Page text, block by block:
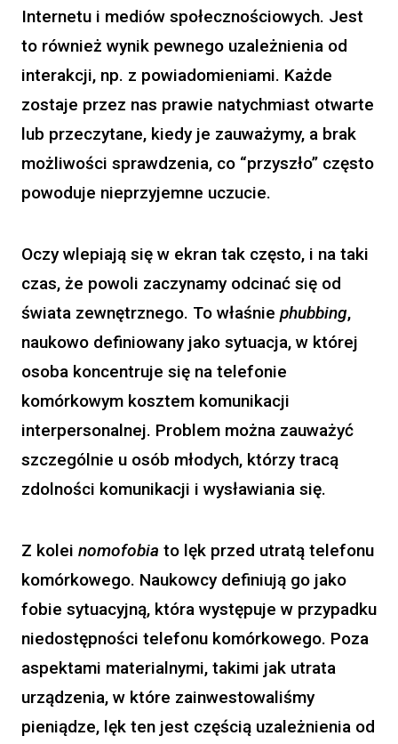
Internetu i mediów społecznościowych. Jest
to również wynik pewnego uzależnienia od
interakcji, np. z powiadomieniami. Każde
zostaje przez nas prawie natychmiast otwarte
lub przeczytane, kiedy je zauważymy, a brak
możliwości sprawdzenia, co “przyszło” często
powoduje nieprzyjemne uczucie.
Oczy wlepiają się w ekran tak często, i na taki
czas, że powoli zaczynamy odcinać się od
świata zewnętrznego. To właśnie phubbing,
naukowo definiowany jako sytuacja, w której
osoba koncentruje się na telefonie
komórkowym kosztem komunikacji
interpersonalnej. Problem można zauważyć
szczególnie u osób młodych, którzy tracą
zdolności komunikacji i wysławiania się.
Z kolei nomofobia to lęk przed utratą telefonu
komórkowego. Naukowcy definiują go jako
fobie sytuacyjną, która występuje w przypadku
niedostępności telefonu komórkowego. Poza
aspektami materialnymi, takimi jak utrata
urządzenia, w które zainwestowaliśmy
pieniądze, lęk ten jest częścią uzależnienia od